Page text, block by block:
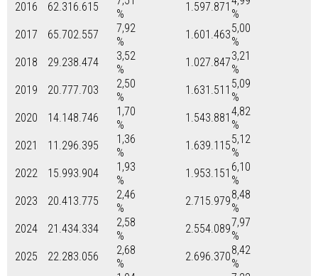
2016
62.316.615
%
1.597.871
%
2017
65.702.557
7,92
%
1.601.4635,00
%
2018
29.238.474
3,52
%
1.027.8473,21
%
2019
20.777.703
2,50
%
1.631.511 5,09
%
2020
14.148.746
1,70
%
1.543.881 4,82
%
2021
11.296.395
1,36
%
1.639.1155,12
%
2022
15.993.904
1,93
%
1.953.151 6,10
%
2023
20.413.775
2,46
%
2.715.9798,48
%
2024
21.434.334
2,58
%
2.554.0897,97
%
2025
22.283.056
2,68
%
2.696.3708,42
%